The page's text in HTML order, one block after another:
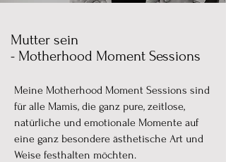
Meine Motherhood Moment Sessions sind
für alle Mamis, die ganz pure, zeitlose,
natürliche und emotionale Momente auf
eine ganz besondere ästhetische Art und
Weise festhalten möchten.
Mutter sein
- Motherhood Moment Sessions